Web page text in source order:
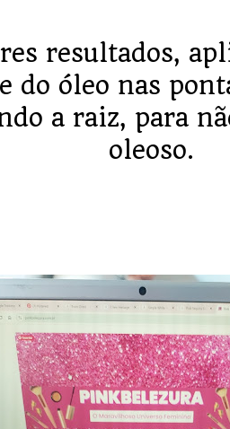
resultados,
do óleo nas
a raiz, para
oleoso.